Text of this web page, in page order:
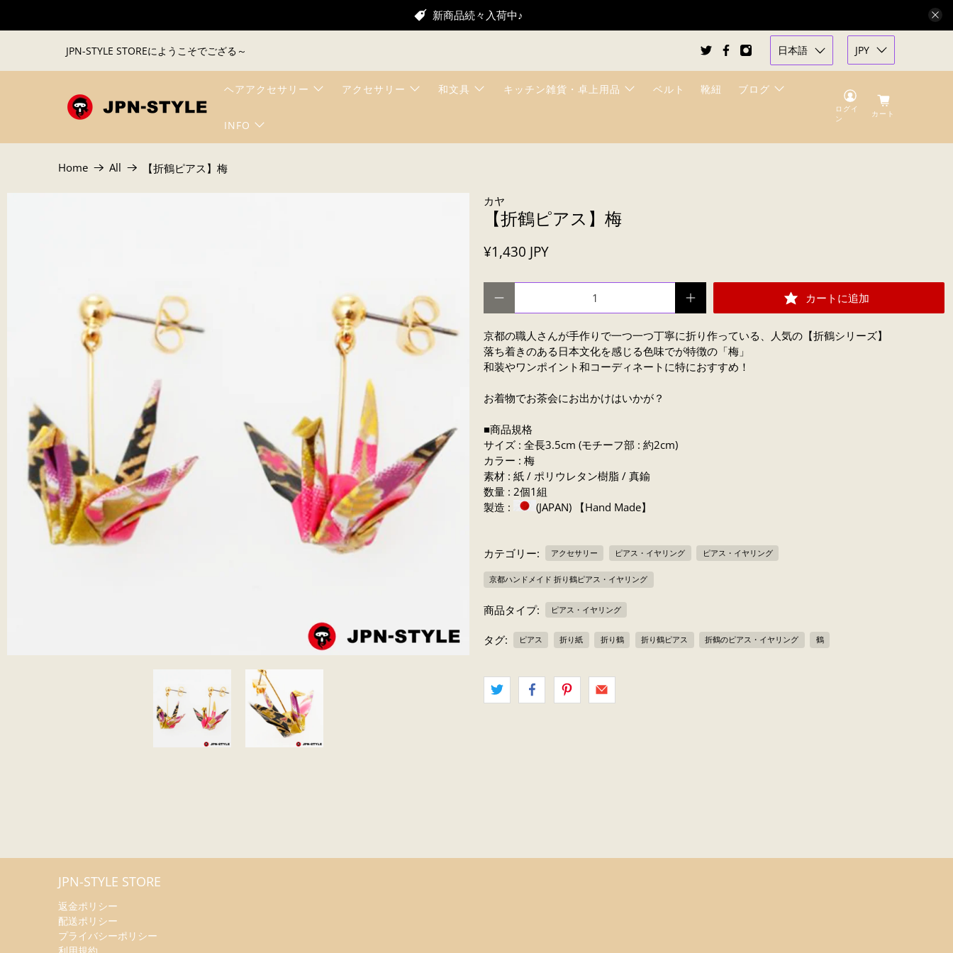
新商品続々入荷中♪
JPN-STYLE STOREにようこそでござる～ 日本語 JPY
ヘアアクセサリー アクセサリー 和文具 キッチン雑貨・卓上用品 ベルト 靴紐 ブログ
INFO
ログイ
ン
カート
Home All 【折鶴ピアス】梅
カヤ
【折鶴ピアス】梅
¥1,430 JPY
カートに追加
京都の職人さんが手作りで一つ一つ丁寧に折り作っている、人気の【折鶴シリーズ】
落ち着きのある日本文化を感じる色味でが特徴の「梅」
和装やワンポイント和コーディネートに特におすすめ！
お着物でお茶会にお出かけはいかが？
■商品規格
サイズ : 全長3.5cm (モチーフ部 : 約2cm)
カラー : 梅
素材 : 紙 / ポリウレタン樹脂 / 真鍮
数量 : 2個1組
製造 :
(JAPAN) 【Hand Made】
カテゴリー: アクセサリー ピアス・イヤリング ピアス・イヤリング
京都ハンドメイド 折り鶴ピアス・イヤリング
商品タイプ: ピアス・イヤリング
タグ: ピアス 折り紙 折り鶴 折り鶴ピアス 折鶴のピアス・イヤリング 鶴
JPN-STYLE STORE
返金ポリシー
配送ポリシー
プライバシーポリシー